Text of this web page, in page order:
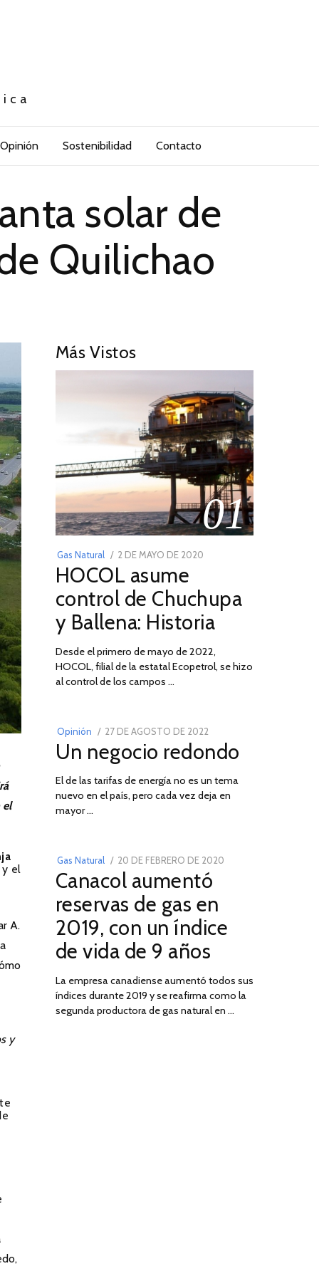
Opinión Sostenibilidad Contacto
solar de
Quilichao
el
y el
A.
y
Más Vistos
01
Gas Natural
POSTED
ON
2 DE MAYO DE 2020
DE
2026
HOCOL asume
control de Chuchupa
y Ballena: Historia
Desde el primero de mayo de 2022,
HOCOL, filial de la estatal Ecopetrol, se hizo
al control de los campos …
Opinión
POSTED
ON
27 DE AGOSTO DE 2022
DE
DE
2022
Un negocio redondo
El de las tarifas de energía no es un tema
nuevo en el país, pero cada vez deja en
mayor …
Gas Natural
POSTED
ON
20 DE FEBRERO DE 2020
2025
Canacol aumentó
reservas de gas en
2019, con un índice
de vida de 9 años
La empresa canadiense aumentó todos sus
índices durante 2019 y se reafirma como la
segunda productora de gas natural en …